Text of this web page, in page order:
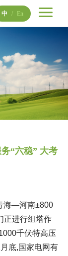
中 / En
“六稳” 大考
海—河南±800
正进行组塔作
千伏特高压
底,国家电网有